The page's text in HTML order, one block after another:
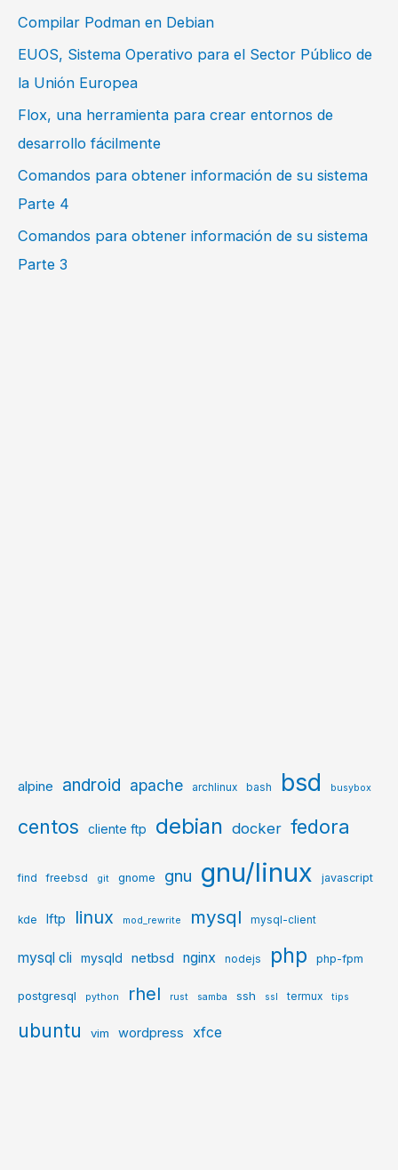
Compilar Podman en Debian
EUOS, Sistema Operativo para el Sector Público de
la Unión Europea
Flox, una herramienta para crear entornos de
desarrollo fácilmente
Comandos para obtener información de su sistema
Parte 4
Comandos para obtener información de su sistema
Parte 3
alpine android apache archlinux bash bsd busybox
centos cliente ftp debian docker fedora
find freebsd git gnome gnu gnu/linux javascript
kde lftp linux mod_rewrite mysql mysql-client
mysql cli mysqld netbsd nginx nodejs php php-fpm
postgresql python rhel rust samba ssh ssl termux tips
ubuntu vim wordpress xfce